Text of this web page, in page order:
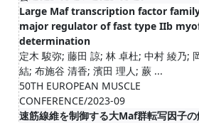
Large Maf transcription factor
major regulator of fast type IIb
determination
定木 駿弥; 藤田 諒; 林 卓杜; 中村 綾乃;
結; 布施谷 清香; 濱田 理人; 蕨 ...
50TH EUROPEAN MUSCLE
CONFERENCE/2023-09
速筋線維を制御する大Maf群転写因子